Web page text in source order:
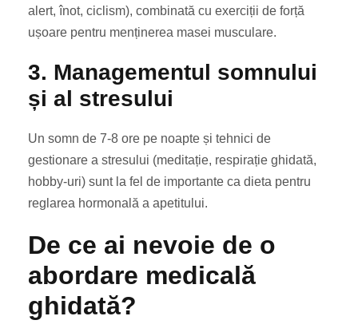
alert, înot, ciclism), combinată cu exerciții de forță
ușoare pentru menținerea masei musculare.
3. Managementul somnului
și al stresului
Un somn de 7-8 ore pe noapte și tehnici de
gestionare a stresului (meditație, respirație ghidată,
hobby-uri) sunt la fel de importante ca dieta pentru
reglarea hormonală a apetitului.
De ce ai nevoie de o
abordare medicală
ghidată?